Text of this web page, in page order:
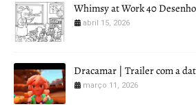
Whimsy at Work 40
abril 15, 2026
Dracamar | Trailer com a
março 11, 2026